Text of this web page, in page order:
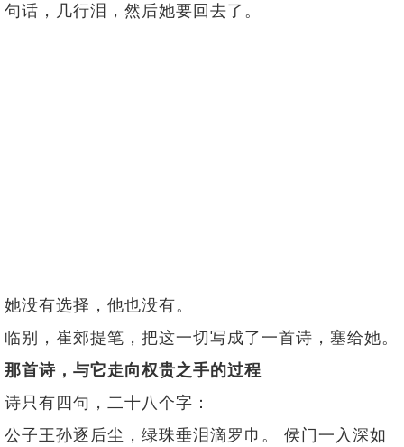
句话，几行泪，然后她要回去了。
她没有选择，他也没有。
临别，崔郊提笔，把这一切写成了一首诗，塞给她。
那首诗，与它走向权贵之手的过程
诗只有四句，二十八个字：
公子王孙逐后尘，绿珠垂泪滴罗巾。 侯门一入深如